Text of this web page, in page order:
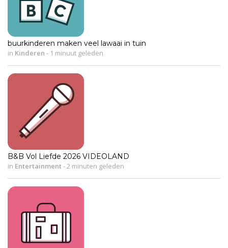
buurkinderen maken veel lawaai in tuin
in Kinderen - 1 minuut geleden
B&B Vol Liefde 2026 VIDEOLAND
in Entertainment-2 minuten geleden